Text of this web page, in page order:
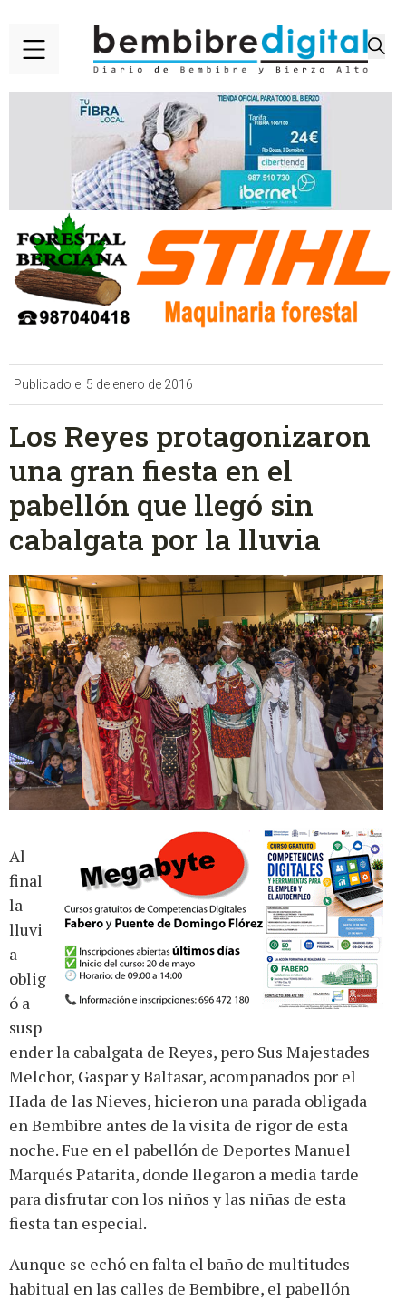
Publicado el 5 de enero de 2016
Los Reyes protagonizaron
una gran fiesta en el
pabellón que llegó sin
cabalgata por la lluvia
Al
final
la
lluvi
a
oblig
ó a
susp
ender la cabalgata de Reyes, pero Sus Majestades
Melchor, Gaspar y Baltasar, acompañados por el
Hada de las Nieves, hicieron una parada obligada
en Bembibre antes de la visita de rigor de esta
noche. Fue en el pabellón de Deportes Manuel
Marqués Patarita, donde llegaron a media tarde
para disfrutar con los niños y las niñas de esta
fiesta tan especial.
Aunque se echó en falta el baño de multitudes
habitual en las calles de Bembibre, el pabellón